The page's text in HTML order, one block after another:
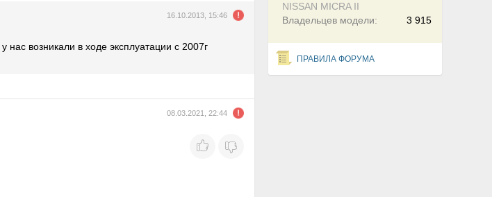
NISSAN MICRA II
3 915
Владельцев модели:
ПРАВИЛА ФОРУМА
16.10.2013, 15:46
возникали в ходе эксплуатации с 2007г
08.03.2021, 22:44